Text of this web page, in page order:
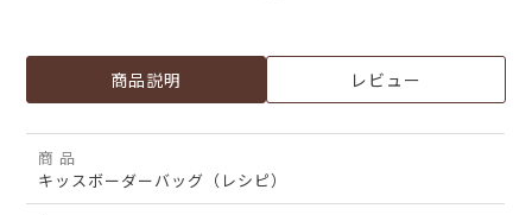
商品説明 レビュー
商 品
キッスボーダーバッグ（レシピ）